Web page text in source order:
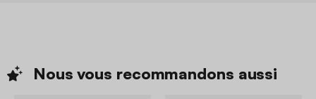
Nous vous recommandons aussi